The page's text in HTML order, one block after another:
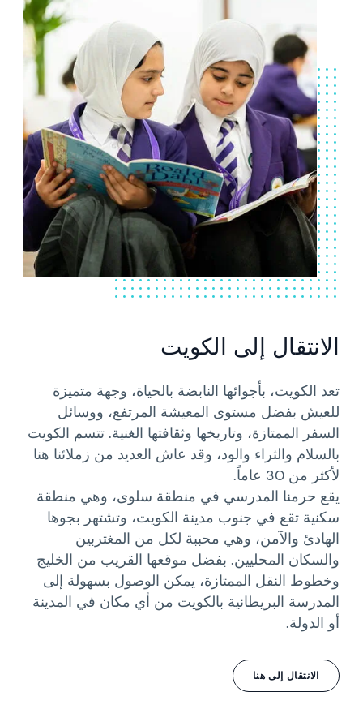
الانتقال إلى الكويت
تعد الكويت، بأجوائها النابضة بالحياة، وجهة متميزة
للعيش بفضل مستوى المعيشة المرتفع، ووسائل
السفر الممتازة، وتاريخها وثقافتها الغنية. تتسم الكويت
بالسلام والثراء والود، وقد عاش العديد من زملائنا هنا
لأكثر من 30 عاماً.
يقع حرمنا المدرسي في منطقة سلوى، وهي منطقة
سكنية تقع في جنوب مدينة الكويت، وتشتهر بجوها
الهادئ والآمن، وهي محببة لكل من المغتربين
والسكان المحليين. بفضل موقعها القريب من الخليج
وخطوط النقل الممتازة، يمكن الوصول بسهولة إلى
المدرسة البريطانية بالكويت من أي مكان في المدينة
أو الدولة.
الانتقال إلى هنا